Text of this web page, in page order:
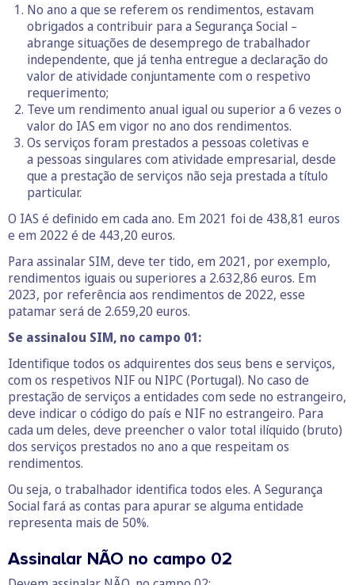
No ano a que se referem os rendimentos, estavam
obrigados a contribuir para a Segurança Social –
abrange situações de desemprego de trabalhador
independente, que já tenha entregue a declaração do
valor de atividade conjuntamente com o respetivo
requerimento;
Teve um rendimento anual igual ou superior a 6 vezes o
valor do IAS em vigor no ano dos rendimentos.
Os serviços foram prestados a pessoas coletivas e
a pessoas singulares com atividade empresarial, desde
que a prestação de serviços não seja prestada a título
particular.
O IAS é definido em cada ano. Em 2021 foi de 438,81 euros
e em 2022 é de 443,20 euros.
Para assinalar SIM, deve ter tido, em 2021, por exemplo,
rendimentos iguais ou superiores a 2.632,86 euros. Em
2023, por referência aos rendimentos de 2022, esse
patamar será de 2.659,20 euros.
Se assinalou SIM, no campo 01:
Identifique todos os adquirentes dos seus bens e serviços,
com os respetivos NIF ou NIPC (Portugal). No caso de
prestação de serviços a entidades com sede no estrangeiro,
deve indicar o código do país e NIF no estrangeiro. Para
cada um deles, deve preencher o valor total ilíquido (bruto)
dos serviços prestados no ano a que respeitam os
rendimentos.
Ou seja, o trabalhador identifica todos eles. A Segurança
Social fará as contas para apurar se alguma entidade
representa mais de 50%.
Assinalar NÃO no campo 02